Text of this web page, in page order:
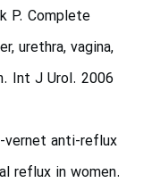
P. Complete
urethra, vagina,
Int J Urol. 2006
vernet anti-reflux
reflux in women.